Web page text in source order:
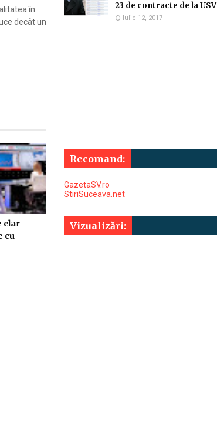
în
decât un
clar
cu
23 de contracte de la USV
Iulie 12, 2017
Recomand:
GazetaSV.ro
StiriSuceava.net
Vizualizări: